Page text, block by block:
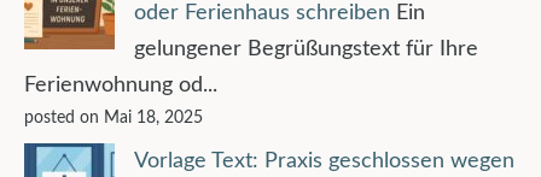
oder Ferienhaus schreiben Ein
gelungener Begrüßungstext für Ihre
Ferienwohnung od...
posted on Mai 18, 2025
Vorlage Text: Praxis geschlossen wegen